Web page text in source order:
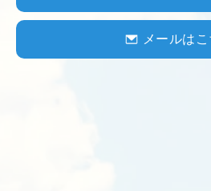
メールは